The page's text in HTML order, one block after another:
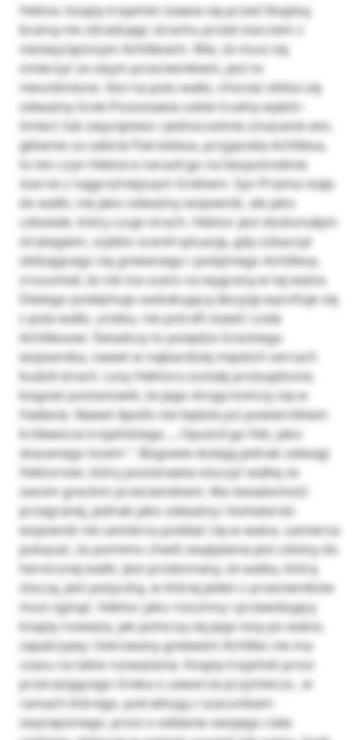
Hektor, książę trojański stawia się przed Skajską
bramą nie zdradzając strachu przed starciem z
niezwyciężonym Achillesem. Wie, że musi się
zmierzyć ze swym przeciwnikiem, jest to
nieuniknione. Stoi na polu walki, chociaż zbliża się
odważny Grek.Pozostawia sobie trudny wybór:
śmierć lub zwycięstwo i jednocześnie zmazanie win,
głównie za zabicie Patroklesa, przyjaciela Achillesa,
to ten czyn Hektora naraził go na bezpośrednie
starcie z najgroźniejszym Grekiem. Syn Priama staje
do walki, nie jako odważny wojownik, ale jako
człowiek, który czuje strach. Hektor jest doskonałym
strategiem, szybko ocenił sytuację, gdy zobaczył
zbliżającego się gniewnego i potężnego Achillesa,
zrozumiał, że nie ma szans na wygraną w tej walce.
Dlatego podejmuje zaskakującą decyzję wycofuje się
z pola walki, ucieka, nie potrafi stawić czoła
Achillesowi. Świadczy to potędze Greckiego
wojownika, nawet w najbardziej męskich sercach
budził strach. Losy Hektora zostały przesądzone,
bogowi postanowili, że jego droga kończy się w
Hadesie. Nawet Apollo nie będzie już powiernikiem
królewicza trojańskiego. ,, Opuścił go Feb, jako
skazanego losem ”. Bogowie dodają jednak odwagi
Hektorowi, który postanawia stoczyć walkę ze
swoim greckim przeciwnikiem. Ma świadomość
przegranej, jednak jako odważny i bohaterski
wojownik nie zamierza poddać się w walce, zamierza
pokazać, że pomimo chwili zwątpienia jest zdolny do
heroicznej walki. Jest przekonany, że walka, którą
stoczą, jest potyczką, w której jeden z przeciwników
musi zginąć. Hektor jako rozumny i przewidujący
książę rozważa, jak potoczą się jego losy po walce,
zapalczywy i kierowany gniewem Achilles nie ma
czasu na takie rozważania. Książę trojański prosi
przerażającego Greka o zawarcie przymierza , w
ramach którego, potraktują z szacunkiem
zwyciężonego, prosi o oddanie swojego ciała